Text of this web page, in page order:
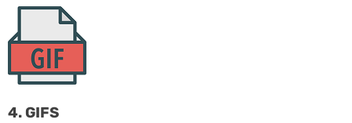
4. GIFS